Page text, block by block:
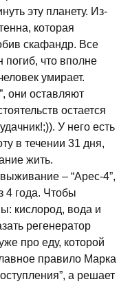
эту планету. Из-
которая
скафандр. Все
погиб, что вполне
умирает.
они оставляют
остается
У него есть
в течении 31 дня,
жить.
– “Арес-4”,
4 года. Чтобы
кислород, вода и
регенератор
про еду, которой
правило Марка
а решает